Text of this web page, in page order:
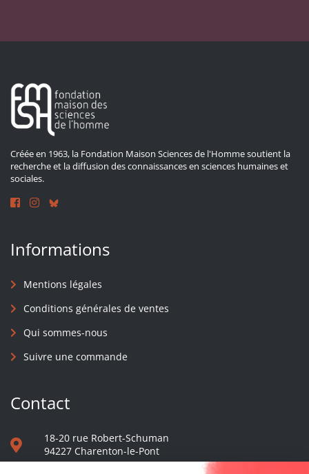
Créée en 1963, la Fondation Maison Sciences de l'Homme soutient la
recherche et la diffusion des connaissances en sciences humaines et
sociales.
Informations
Mentions légales
Conditions générales de ventes
Qui sommes-nous
Suivre une commande
Contact
18-20 rue Robert-Schuman
94227 Charenton-le-Pont